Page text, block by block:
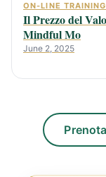
ON-LINE TRAINING
Il Prezzo del
Mindful Mo
June 2, 2025